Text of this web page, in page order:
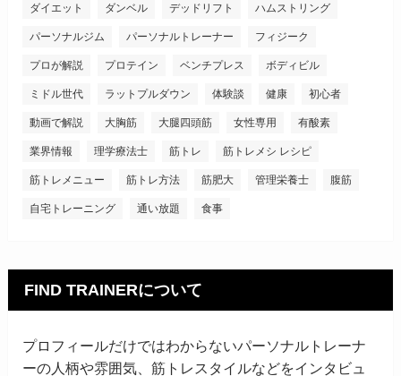
ダイエット ダンベル デッドリフト ハムストリング
パーソナルジム パーソナルトレーナー フィジーク
プロが解説 プロテイン ベンチプレス ボディビル
ミドル世代 ラットプルダウン 体験談 健康 初心者
動画で解説 大胸筋 大腿四頭筋 女性専用 有酸素
業界情報 理学療法士 筋トレ 筋トレメシ レシピ
筋トレメニュー 筋トレ方法 筋肥大 管理栄養士 腹筋
自宅トレーニング 通い放題 食事
FIND TRAINERについて
プロフィールだけではわからないパーソナルトレーナ
ーの人柄や雰囲気、筋トレスタイルなどをインタビュ